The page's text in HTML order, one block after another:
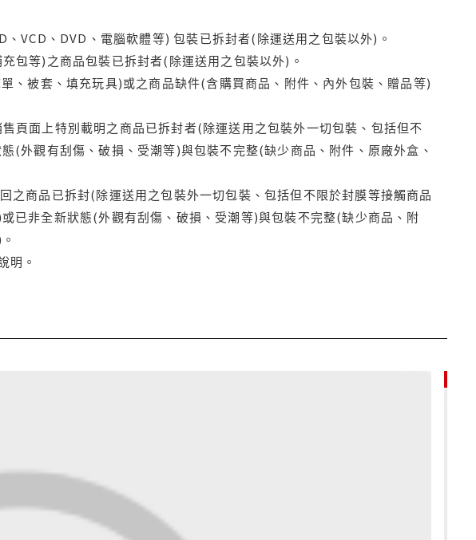
VCD、DVD、電腦軟體等) 包裝已拆封者(除運送用之包裝以外)。
包等)之商品包裝已拆封者(除運送用之包裝以外)。
、被套、填充玩具)或之商品缺件(含購買商品、附件、內外包裝、贈品等)
頁面上特別載明之商品已拆封者(除運送用之包裝外一切包裝、包括但不
(外觀有刮傷、破損、受潮等)與包裝不完整(缺少商品、附件、原廠外盒、
之商品已拆封(除運送用之包裝外一切包裝、包括但不限於封膜等接觸商品
已非全新狀態(外觀有刮傷、破損、受潮等)與包裝不完整(缺少商品、附
明。